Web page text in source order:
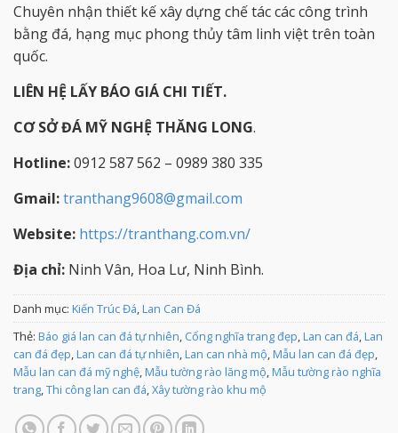
Chuyên nhận thiết kế xây dựng chế tác các công trình
bằng đá, hạng mục phong thủy tâm linh việt trên toàn
quốc.
LIÊN HỆ LẤY BÁO GIÁ CHI TIẾT.
CƠ SỞ ĐÁ MỸ NGHỆ THĂNG LONG.
Hotline:0912 587 562 – 0989 380 335
Gmail:tranthang9608@gmail.com
Website: https://tranthang.com.vn/
Địa chỉ: Ninh Vân, Hoa Lư, Ninh Bình.
Danh mục: Kiến Trúc Đá,Lan Can Đá
Thẻ: Báo giá lan can đá tự nhiên, Cổng nghĩa trang đẹp,Lan can đá,Lan
can đá đẹp,Lan can đá tự nhiên,Lan can nhà mộ,Mẫu lan can đá đẹp,
Mẫu lan can đá mỹ nghệ,Mẫu tường rào lăng mộ,Mẫu tường rào nghĩa
trang,Thi công lan can đá,Xây tường rào khu mộ